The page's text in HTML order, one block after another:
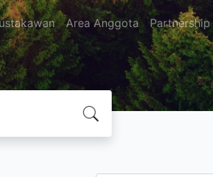
Area Anggota Partnership